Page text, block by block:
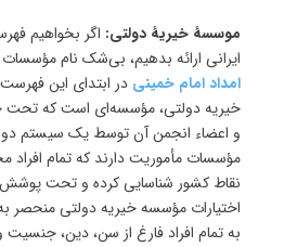
موسسۀ خیریۀ دولتی: اگر بخواهیم
ایرانی ارائه بدهیم، بی‌شک نام
امداد امام ‌خمینی در ابتدای این
خیریه دولتی، مؤسسه‌ای است که تحت
و اعضاء انجمن آن توسط یک سیستم
مؤسسات مأموریت دارند که تمام افراد
نقاط کشور شناسایی کرده و تحت پوشش
اختیارات مؤسسه خیریه دولتی
به تمام افراد فارغ از سن، دین،